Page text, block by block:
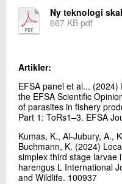
Seniorkonsulent
Fødevaresikkerhed og
+45 72 20 13 42
Skriv til mig
nematoder i fiskekød
06.
AP4.
test af OPTIKVAL på
Ny teknologi
667 KB pdf
Artikler:
EFSA panel et al...
the EFSA Scientific
of parasites in fishery
Part 1: ToRs1–3. EFSA
Kumas, K., Al-Jubury, A.,
Buchmann, K. (2024)
simplex third stage larvae
harengus L International
and Wildlife. 100937